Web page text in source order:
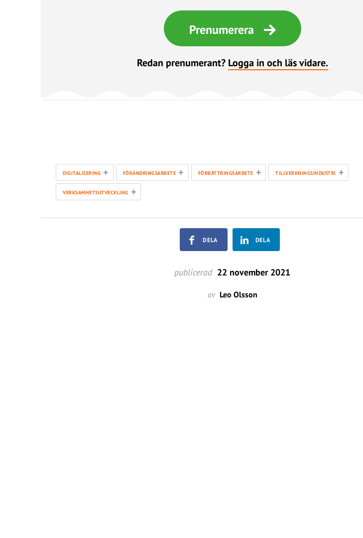
Prenumerera
Redan prenumerant? Logga in och läs vidare.
DIGITALISERING + FÖRÄNDRINGSARBETE + FÖRBÄTTRINGSARBETE + TILLVERKNINGSINDUSTRI +
VERKSAMHETSUTVECKLING +
DELA DELA
publicerad 22 november 2021
av Leo Olsson